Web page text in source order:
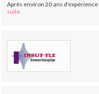
Après environ 20 ans
suite